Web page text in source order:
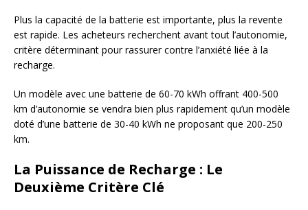
Plus la capacité de la batterie est importante, plus la revente
est rapide. Les acheteurs recherchent avant tout l’autonomie,
critère déterminant pour rassurer contre l’anxiété liée à la
recharge.
Un modèle avec une batterie de 60-70 kWh offrant 400-500
km d’autonomie se vendra bien plus rapidement qu’un modèle
doté d’une batterie de 30-40 kWh ne proposant que 200-250
km.
La Puissance de Recharge : Le
Deuxième Critère Clé